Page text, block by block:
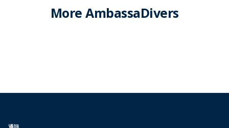
More AmbassaDivers